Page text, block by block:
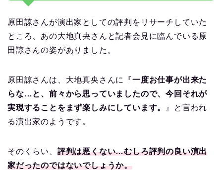
原田諒さんが演出家としての評判をリサーチしていた
ところ、あの大地真央さんと記者会見に臨んでいる原
田諒さんの姿がありました。
原田諒さんは、大地真央さんに『一度お仕事が出来た
らな…と、前々から思っていましたので、今回それが
実現することをまず楽しみにしています。
』と言われ
る演出家のようです。
そのくらい、 評判は悪くない…むしろ評判の良い演出
家だったのではないでしょうか。